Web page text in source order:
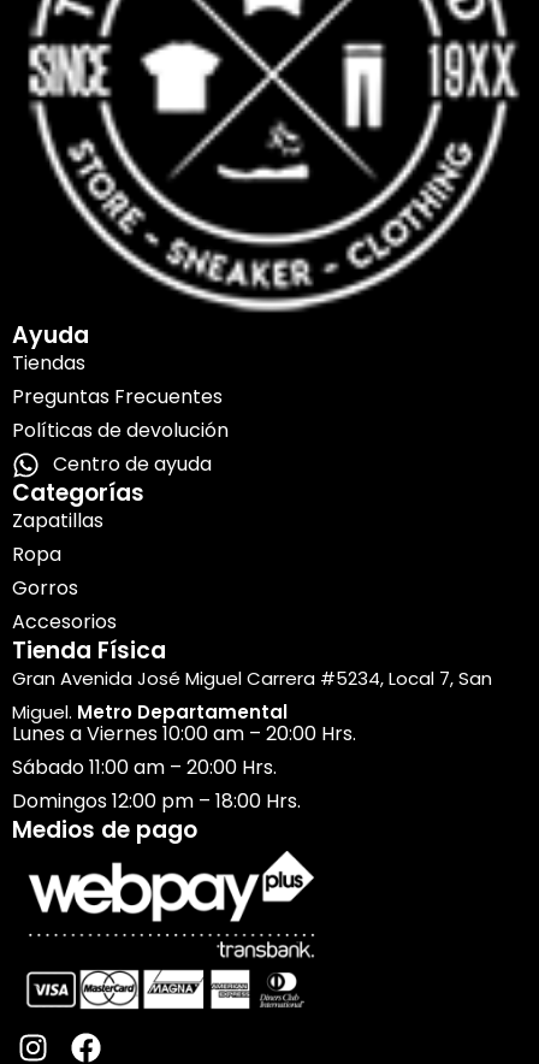
Ayuda
Tiendas
Preguntas Frecuentes
Políticas de devolución
Centro de ayuda
Categorías
Zapatillas
Ropa
Gorros
Accesorios
Tienda Física
Gran Avenida José Miguel Carrera #5234, Local 7, San
Miguel. Metro Departamental
Lunes a Viernes 10:00 am – 20:00 Hrs.
Sábado 11:00 am – 20:00 Hrs.
Domingos 12:00 pm – 18:00 Hrs.
Medios de pago